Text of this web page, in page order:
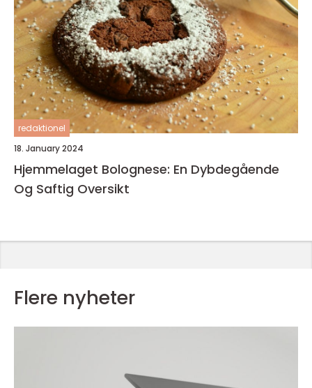
redaktionel
18. January 2024
Hjemmelaget Bolognese: En Dybdegående
Og Saftig Oversikt
Flere nyheter